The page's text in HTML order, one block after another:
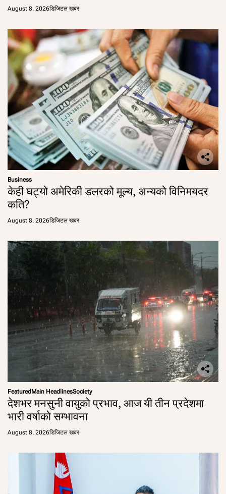
August 8, 2026डिजिटल खबर
Business
केही घट्यो अमेरिकी डलरको मूल्य, अन्यको विनिमयदर
कति?
August 8, 2026डिजिटल खबर
FeaturedMain HeadlinesSociety
देशभर मनसुनी वायुको प्रभाव, आज यी तीन प्रदेशमा
भारी वर्षाको सम्भावना
August 8, 2026डिजिटल खबर